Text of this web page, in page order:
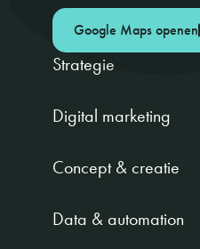
Google Maps openen
Strategie
Digital marketing
Concept & creatie
Data & automation